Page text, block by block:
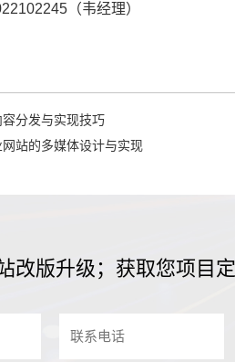
（韦经理）
分发与实现技巧
站的多媒体设计与实现
改版升级；获取您项目